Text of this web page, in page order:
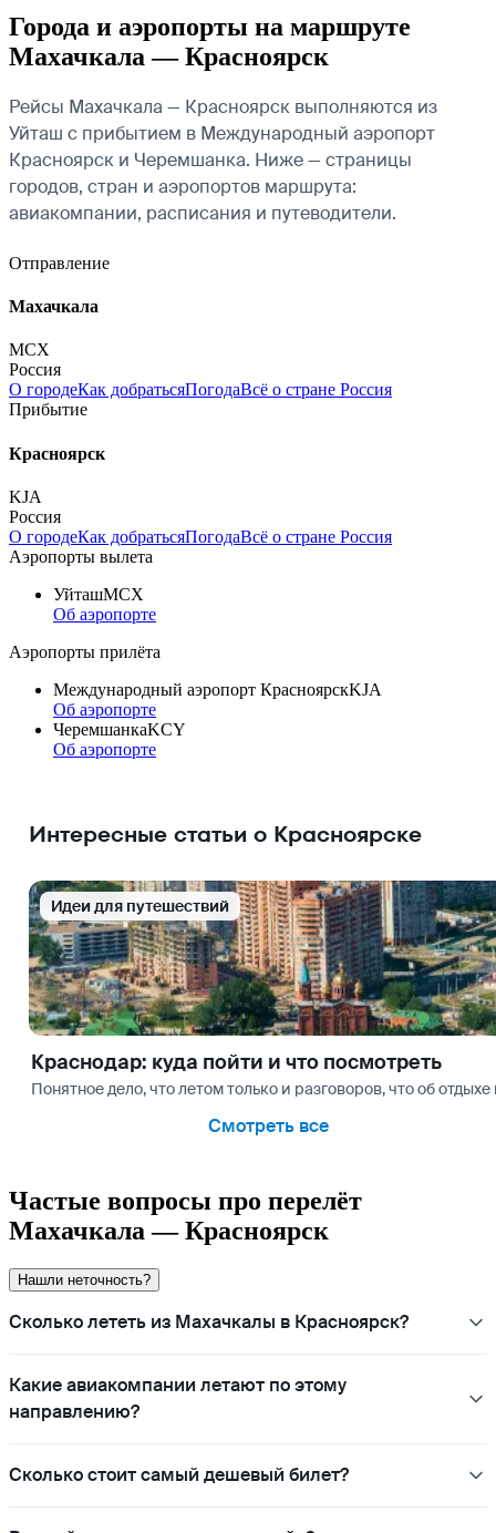
Города и аэропорты на маршруте
Махачкала — Красноярск
Рейсы Махачкала — Красноярск выполняются из
Уйташ с прибытием в Международный аэропорт
Красноярск и Черемшанка. Ниже — страницы
городов, стран и аэропортов маршрута:
авиакомпании, расписания и путеводители.
Отправление
Махачкала
MCX
Россия
О городеКак добратьсяПогодаВсё о стране Россия
Прибытие
Красноярск
KJA
Россия
О городеКак добратьсяПогодаВсё о стране Россия
Аэропорты вылета
УйташMCX
Об аэропорте
Аэропорты прилёта
Международный аэропорт КрасноярскKJA
Об аэропорте
ЧеремшанкаKCY
Об аэропорте
Интересные статьи о Красноярске
Идеи для путешествий
Краснодар: куда пойти и что посмотреть
Понятное дело, что летом только и разговоров, что об
Смотреть все
Частые вопросы про перелёт
Махачкала — Красноярск
Нашли неточность?
Сколько лететь из Махачкалы в Красноярск?
Какие авиакомпании летают по этому
направлению?
Сколько стоит самый дешевый билет?